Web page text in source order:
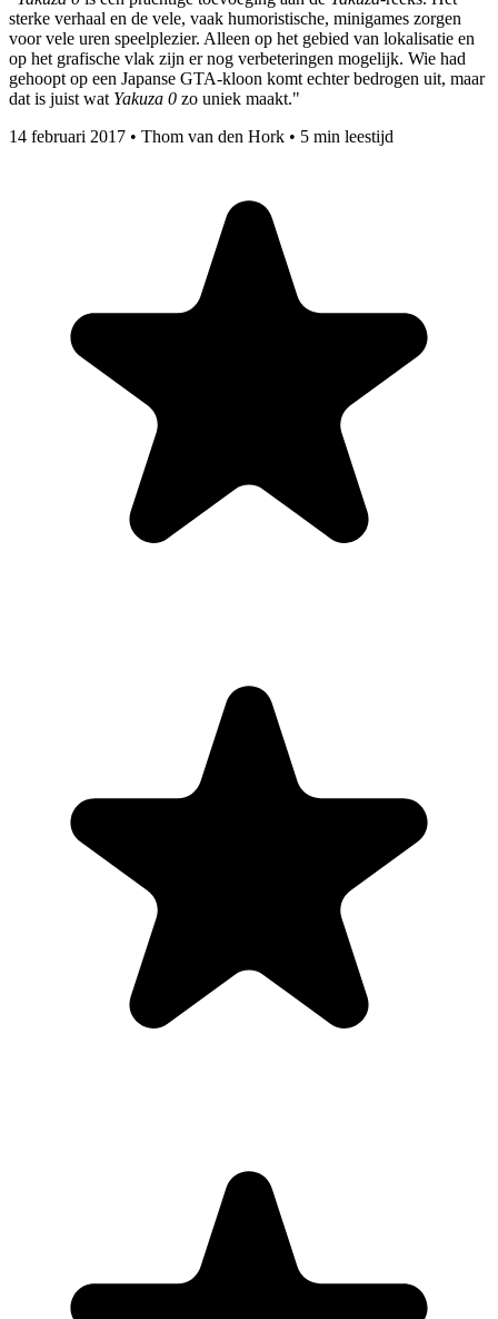
sterke verhaal en de vele, vaak humoristische, minigames zorgen
voor vele uren speelplezier. Alleen op het gebied van lokalisatie en
op het grafische vlak zijn er nog verbeteringen mogelijk. Wie had
gehoopt op een Japanse GTA-kloon komt echter bedrogen uit, maar
dat is juist wat Yakuza 0 zo uniek maakt."
14 februari 2017 • Thom van den Hork • 5 min leestijd